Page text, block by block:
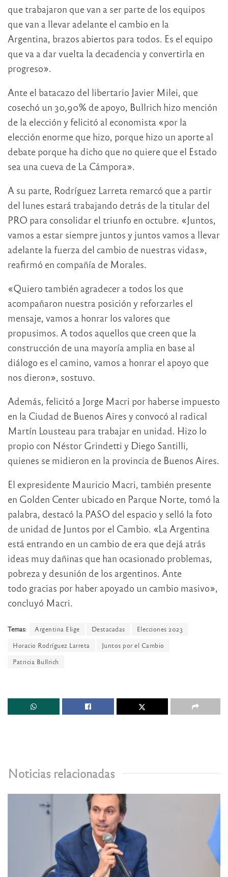
que trabajaron que van a ser parte de los equipos
que van a llevar adelante el cambio en la
Argentina, brazos abiertos para todos. Es el equipo
que va a dar vuelta la decadencia y convertirla en
progreso».
Ante el batacazo del libertario Javier Milei, que
cosechó un 30,90% de apoyo, Bullrich hizo mención
de la elección y felicitó al economista «por la
elección enorme que hizo, porque hizo un aporte al
debate porque ha dicho que no quiere que el Estado
sea una cueva de La Cámpora».
A su parte, Rodríguez Larreta remarcó que a partir
del lunes estará trabajando detrás de la titular del
PRO para consolidar el triunfo en octubre. «Juntos,
vamos a estar siempre juntos y juntos vamos a llevar
adelante la fuerza del cambio de nuestras vidas»,
reafirmó en compañía de Morales.
«Quiero también agradecer a todos los que
acompañaron nuestra posición y reforzarles el
mensaje, vamos a honrar los valores que
propusimos. A todos aquellos que creen que la
construcción de una mayoría amplia en base al
diálogo es el camino, vamos a honrar el apoyo que
nos dieron», sostuvo.
Además, felicitó a Jorge Macri por haberse impuesto
en la Ciudad de Buenos Aires y convocó al radical
Martín Lousteau para trabajar en unidad. Hizo lo
propio con Néstor Grindetti y Diego Santilli,
quienes se midieron en la provincia de Buenos Aires.
El expresidente Mauricio Macri, también presente
en Golden Center ubicado en Parque Norte, tomó la
palabra, destacó la PASO del espacio y selló la foto
de unidad de Juntos por el Cambio. «La Argentina
está entrando en un cambio de era que dejá atrás
ideas muy dañinas que han ocasionado problemas,
pobreza y desunión de los argentinos. Ante
todo gracias por haber apoyado un cambio masivo»,
concluyó Macri.
Temas: Argentina Elige Destacadas
Elecciones 2023
Horacio Rodríguez Larreta
Juntos por el Cambio
Patricia Bullrich
Noticias relacionadas